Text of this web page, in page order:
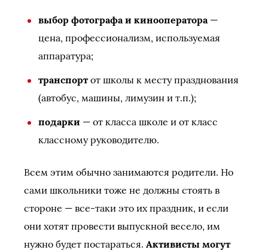
выбор фотографа и кинооператора—
цена, профессионализм, используемая
аппаратура;
транспортот школы к месту празднования
(автобус, машины, лимузин и т.п.);
подарки — от класса школе и от класс
классному руководителю.
Всем этим обычно занимаются родители. Но
сами школьники тоже не должны стоять в
стороне — все-таки это их праздник, и если
они хотят провести выпускной весело, им
нужно будет постараться. Активисты могут